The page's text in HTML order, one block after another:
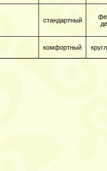
стандартный
комфортный